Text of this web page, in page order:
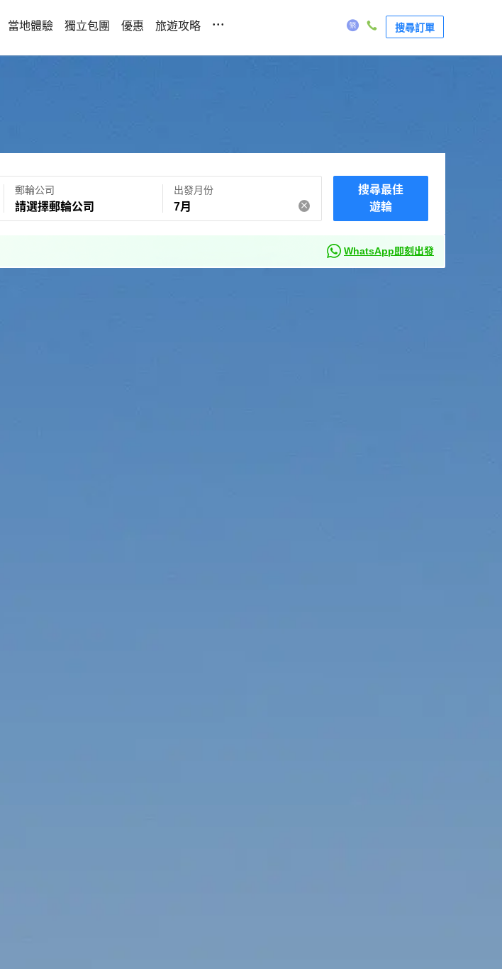
當地體驗 獨立包團 優惠 旅遊攻略 ... 搜尋訂單
郵輪公司
請選擇郵輪公司
出發月份
7月
搜尋最佳
遊輪
WhatsApp即刻出發